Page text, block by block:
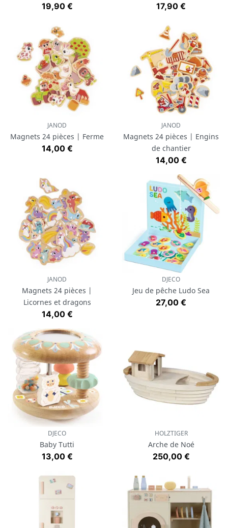
Prix
19,90 € Prix
17,90 €
JANOD
Magnets 24 pièces | Ferme
Prix
14,00 €
JANOD
Magnets 24 pièces | Engins
de chantier
Prix
14,00 €
JANOD
Magnets 24 pièces |
Licornes et dragons
Prix
14,00 €
DJECO
Jeu de pêche Ludo Sea
Prix
27,00 €
DJECO
Baby Tutti
Prix
13,00 €
HOLZTIGER
Arche de Noé
Prix
250,00 €